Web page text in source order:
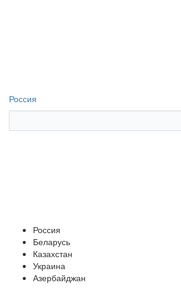
Россия
Россия
Беларусь
Казахстан
Украина
Азербайджан